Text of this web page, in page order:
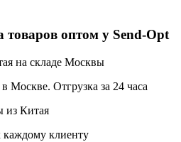
товаров оптом у Send-Opt
на складе Москвы
Москве. Отгрузка за 24 часа
из Китая
клиенту